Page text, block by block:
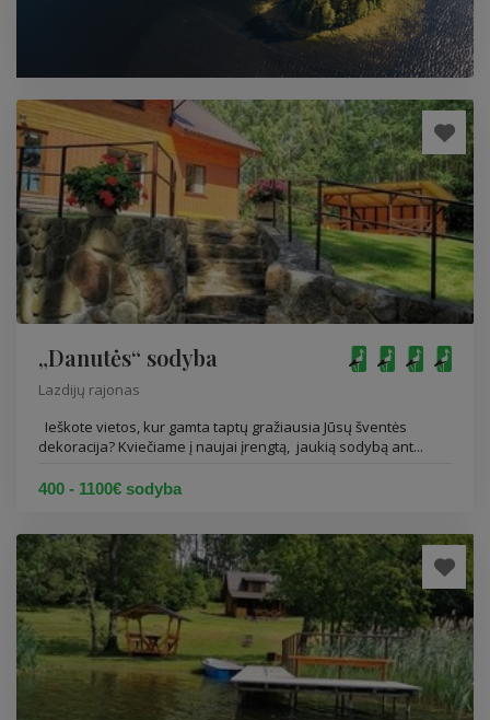
„Danutės“ sodyba
Lazdijų rajonas
Ieškote vietos, kur gamta taptų gražiausia Jūsų šventės
dekoracija? Kviečiame į naujai įrengtą, jaukią sodybą ant...
400 - 1100€ sodyba